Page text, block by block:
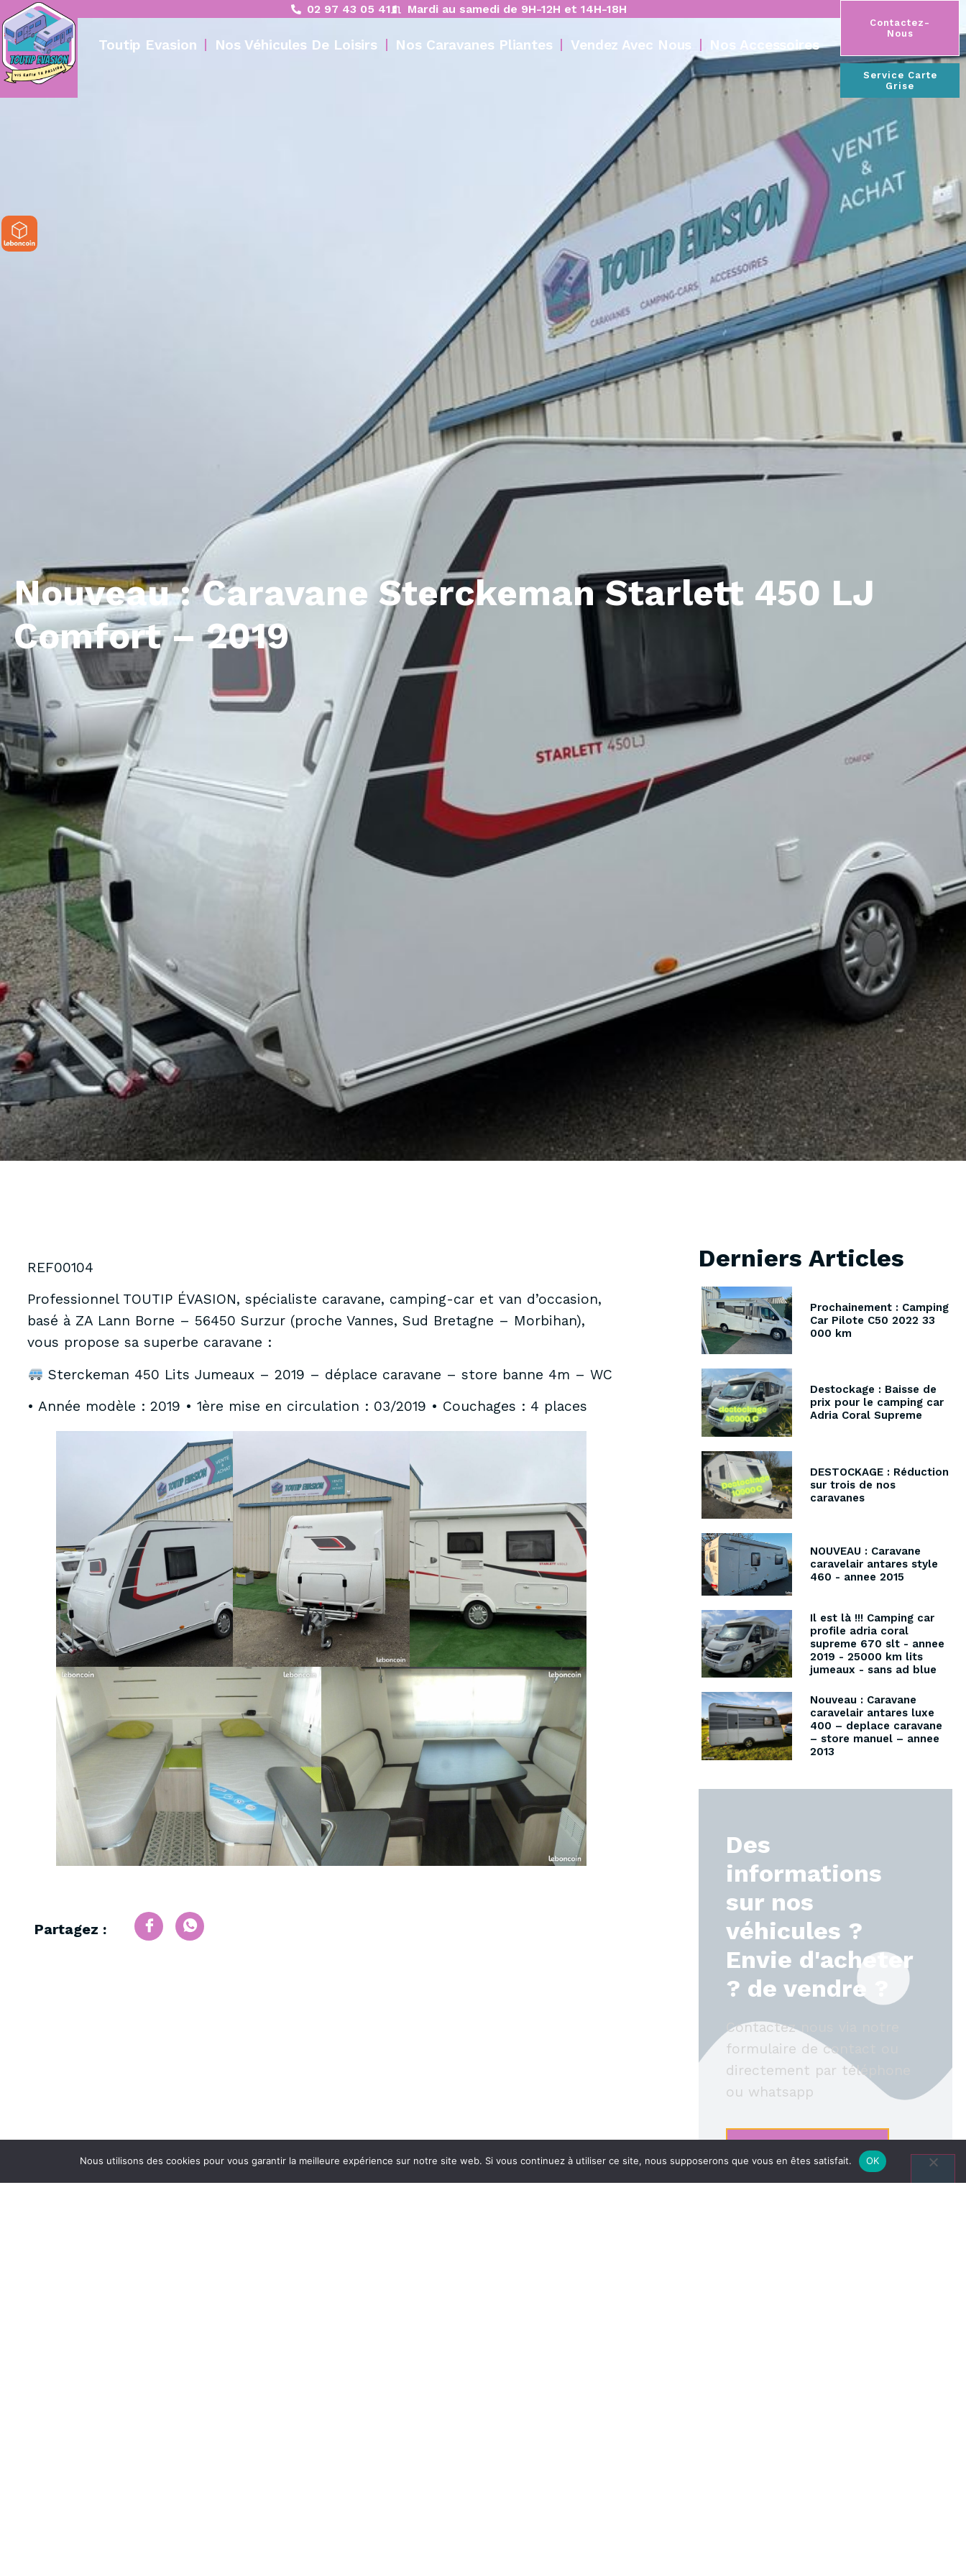
02 97 43 05 41 Mardi au samedi de 9H-12H et 14H-18H
Toutip Evasion Nos Véhicules De Loisirs Nos Caravanes Pliantes Vendez Avec Nous Nos Accessoires
Contactez-
Nous
Service Carte
Grise
Nouveau : Caravane Sterckeman Starlett 450 LJ
Comfort – 2019
REF00104
Professionnel TOUTIP ÉVASION, spécialiste caravane, camping-car et van d’occasion,
basé à ZA Lann Borne – 56450 Surzur (proche Vannes, Sud Bretagne – Morbihan),
vous propose sa superbe caravane :
Sterckeman 450 Lits Jumeaux – 2019 – déplace caravane – store banne 4m – WC
• Année modèle : 2019 • 1ère mise en circulation : 03/2019 • Couchages : 4 places
Partagez :
Derniers Articles
Prochainement : Camping
Car Pilote C50 2022 33
000 km
Destockage : Baisse de
prix pour le camping car
Adria Coral Supreme
DESTOCKAGE : Réduction
sur trois de nos
caravanes
NOUVEAU : Caravane
caravelair antares style
460 - annee 2015
Il est là !!! Camping car
profile adria coral
supreme 670 slt - annee
2019 - 25000 km lits
jumeaux - sans ad blue
Nouveau : Caravane
caravelair antares luxe
400 – deplace caravane
– store manuel – annee
2013
Des
informations
sur nos
véhicules ?
Envie d'acheter
? de vendre ?
Contactez nous via notre
formulaire de contact ou
directement par téléphone
ou whatsapp
NOUS CONTACTER
Nous utilisons des cookies pour vous garantir la meilleure expérience sur notre site web. Si vous continuez à utiliser ce site, nous supposerons que vous en êtes satisfait. OK